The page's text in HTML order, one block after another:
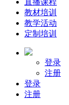
直播课程
教材培训
教学活动
定制培训
登录
注册
登录
注册